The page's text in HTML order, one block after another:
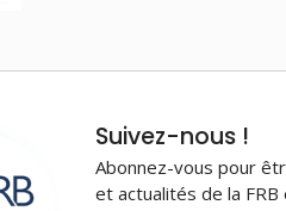
Suivez-nous !
Abonnez-vous pour
et actualités de la FRB